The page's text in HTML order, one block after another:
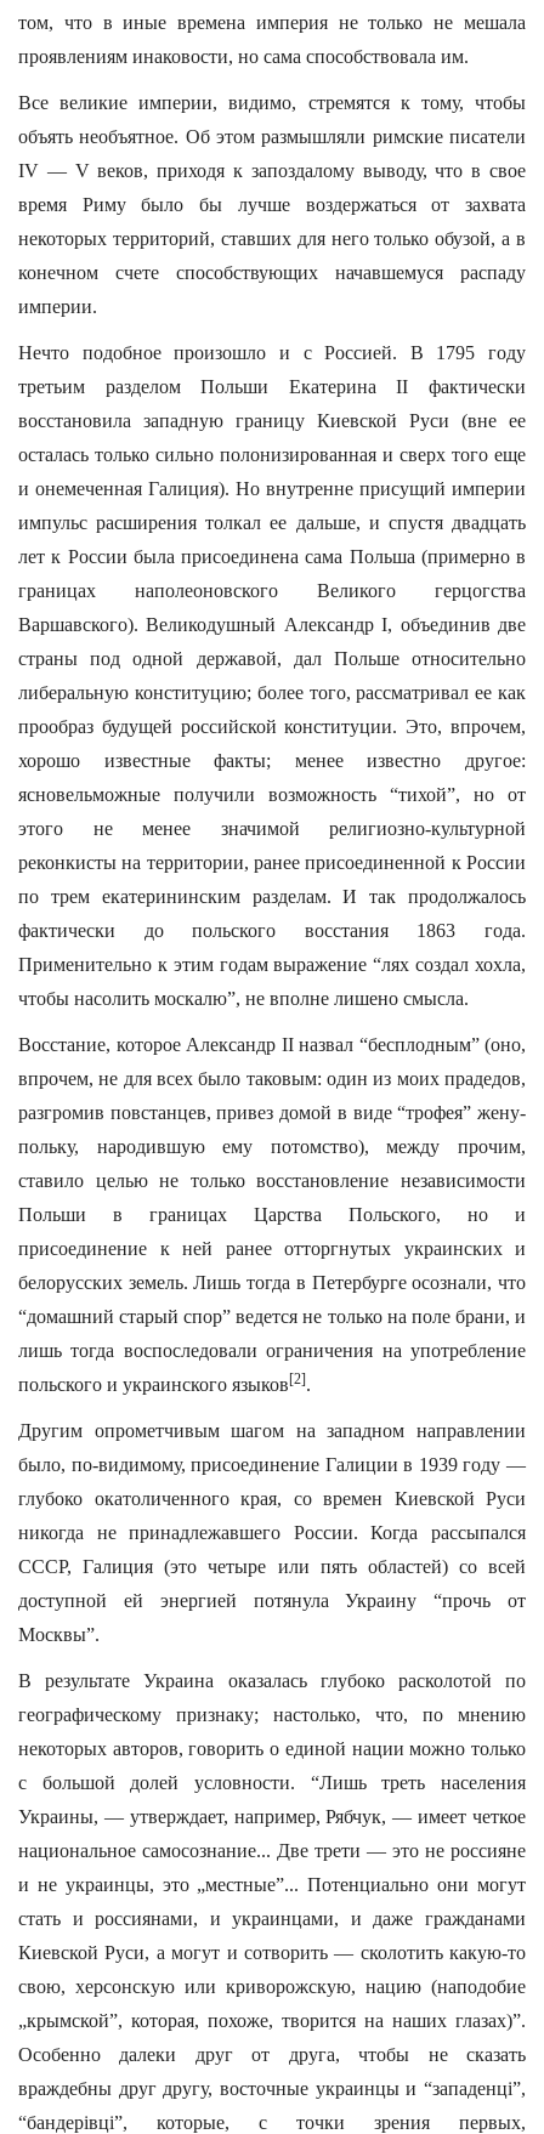
том, что в иные времена империя не только не мешала
проявлениям инаковости, но сама способствовала им.
Все великие империи, видимо, стремятся к тому, чтобы
объять необъятное. Об этом размышляли римские писатели
IV — V веков, приходя к запоздалому выводу, что в свое
время Риму было бы лучше воздержаться от захвата
некоторых территорий, ставших для него только обузой, а в
конечном счете способствующих начавшемуся распаду
империи.
Нечто подобное произошло и с Россией. В 1795 году
третьим разделом Польши Екатерина II фактически
восстановила западную границу Киевской Руси (вне ее
осталась только сильно полонизированная и сверх того еще
и онемеченная Галиция). Но внутренне присущий империи
импульс расширения толкал ее дальше, и спустя двадцать
лет к России была присоединена сама Польша (примерно в
границах наполеоновского Великого герцогства
Варшавского). Великодушный Александр I, объединив две
страны под одной державой, дал Польше относительно
либеральную конституцию; более того, рассматривал ее как
прообраз будущей российской конституции. Это, впрочем,
хорошо известные факты; менее известно другое:
ясновельможные получили возможность “тихой”, но от
этого не менее значимой религиозно-культурной
реконкисты на территории, ранее присоединенной к России
по трем екатерининским разделам. И так продолжалось
фактически до польского восстания 1863 года.
Применительно к этим годам выражение “лях создал хохла,
чтобы насолить москалю”, не вполне лишено смысла.
Восстание, которое Александр II назвал “бесплодным” (оно,
впрочем, не для всех было таковым: один из моих прадедов,
разгромив повстанцев, привез домой в виде “трофея” жену-
польку, народившую ему потомство), между прочим,
ставило целью не только восстановление независимости
Польши в границах Царства Польского, но и
присоединение к ней ранее отторгнутых украинских и
белорусских земель. Лишь тогда в Петербурге осознали, что
“домашний старый спор” ведется не только на поле брани, и
лишь тогда воспоследовали ограничения на употребление
польского и украинского языков[2].
Другим опрометчивым шагом на западном направлении
было, по-видимому, присоединение Галиции в 1939 году —
глубоко окатоличенного края, со времен Киевской Руси
никогда не принадлежавшего России. Когда рассыпался
СССР, Галиция (это четыре или пять областей) со всей
доступной ей энергией потянула Украину “прочь от
Москвы”.
В результате Украина оказалась глубоко расколотой по
географическому признаку; настолько, что, по мнению
некоторых авторов, говорить о единой нации можно только
с большой долей условности. “Лишь треть населения
Украины, — утверждает, например, Рябчук, — имеет четкое
национальное самосознание... Две трети — это не россияне
и не украинцы, это „местные”... Потенциально они могут
стать и россиянами, и украинцами, и даже гражданами
Киевской Руси, а могут и сотворить — сколотить какую-то
свою, херсонскую или криворожскую, нацию (наподобие
„крымской”, которая, похоже, творится на наших глазах)”.
Особенно далеки друг от друга, чтобы не сказать
враждебны друг другу, восточные украинцы и “западенцi”,
“бандерiвцi”, которые, с точки зрения первых,